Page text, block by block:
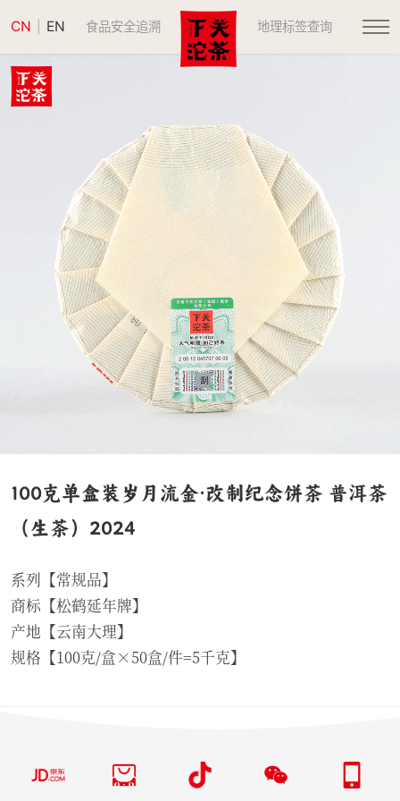
CN EN 食品安全追溯 地理标签查询
100克单盒装岁月流金·改制纪念饼茶 普洱茶
（生茶）2024
系列【常规品】
商标【松鹤延年牌】
产地【云南大理】
规格【100克/盒×50盒/件=5千克】